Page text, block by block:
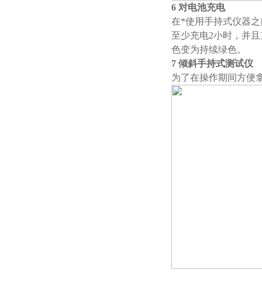
6 对电池充电
在*使用手持式仪器
至少充电2小时，并
色变为持续绿色。
7 倾斜手持式测试仪
为了在操作期间方便